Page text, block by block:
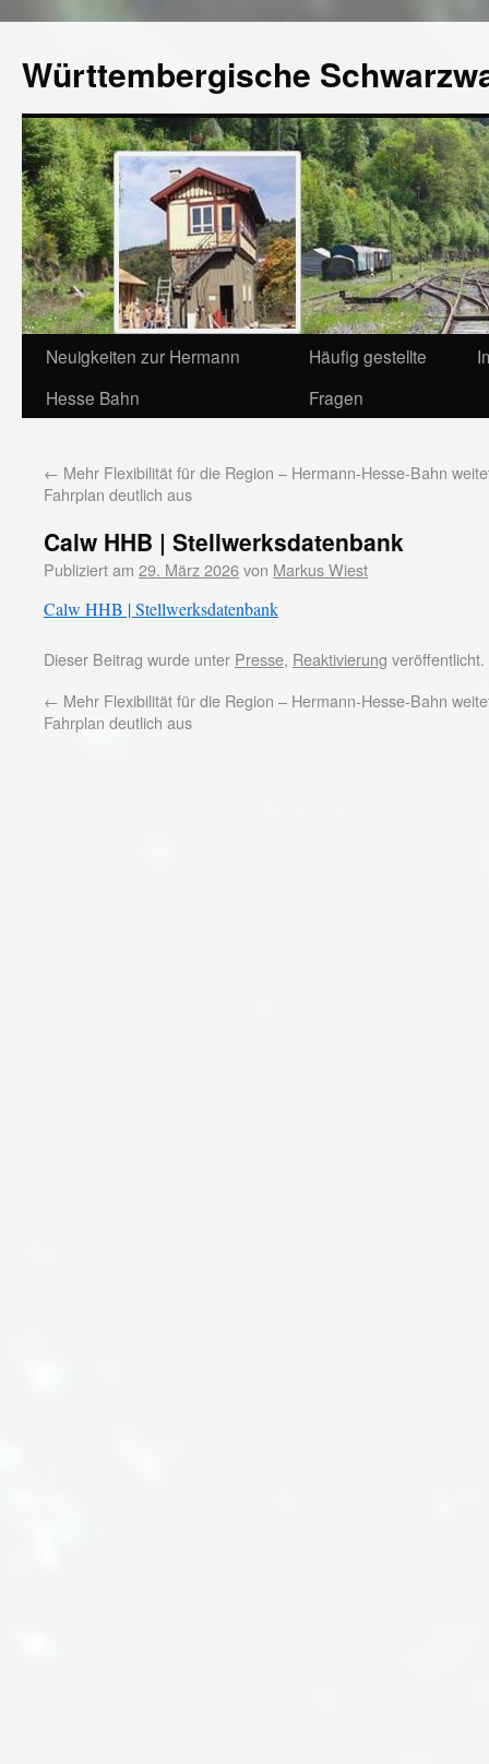
Württembergische
Neuigkeiten zur Hermann
Hesse Bahn
Häufig gestellte
Fragen
← Mehr Flexibilität für die Region – Hermann-Hesse-Bahn
Fahrplan deutlich aus
Calw HHB | Stellwerksdatenbank
Publiziert am 29. März 2026von Markus Wiest
Calw HHB | Stellwerksdatenbank
Dieser Beitrag wurde unter Presse, Reaktivierung
← Mehr Flexibilität für die Region – Hermann-Hesse-Bahn
Fahrplan deutlich aus